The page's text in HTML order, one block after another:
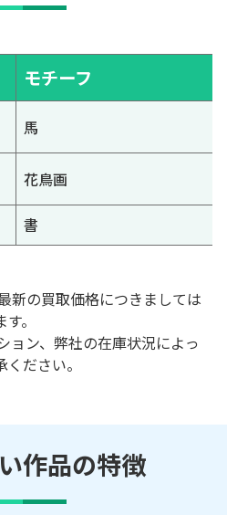
モチーフ
馬
花鳥画
書
新の買取価格につきましては
。
ョン、弊社の在庫状況によっ
ださい。
作品の特徴